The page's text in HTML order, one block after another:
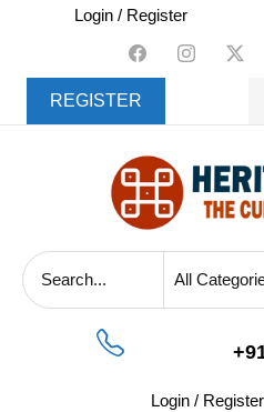
content
Login / Register
REGISTER
Login / Register